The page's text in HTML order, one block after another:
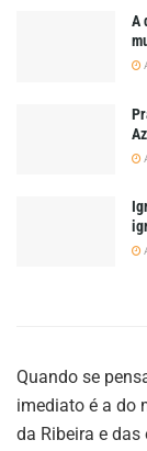
A
Quando se
imediato é a do
da Ribeira e